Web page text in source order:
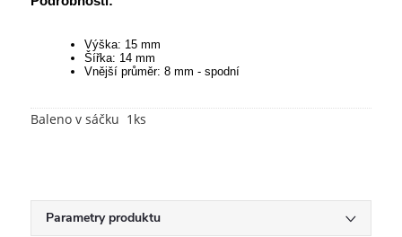
Výška: 15 mm
Šířka: 14 mm
Vnější průměr: 8 mm - spodní
Baleno v sáčku 1ks
Parametry produktu